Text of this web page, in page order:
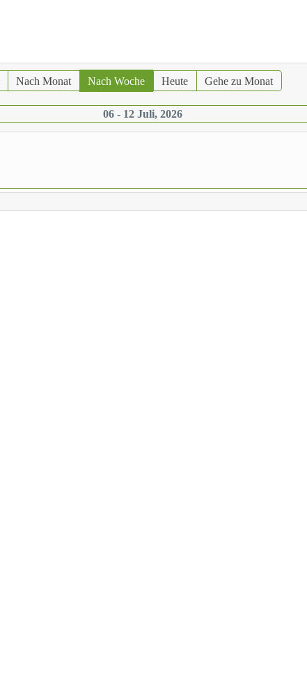
Nach Monat Nach Woche Heute Gehe zu Monat
06 - 12 Juli, 2026